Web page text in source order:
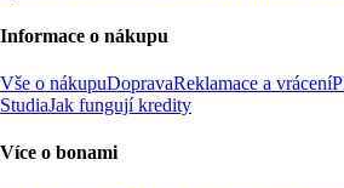
Informace o nákupu
Vše o nákupuDopravaReklamace a vrácení
StudiaJak fungují kredity
Více o bonami